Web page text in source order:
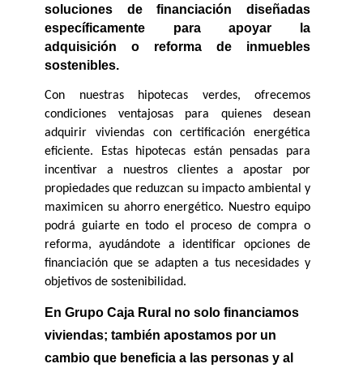
soluciones de financiación diseñadas
específicamente para apoyar la
adquisición o reforma de inmuebles
sostenibles.
Con nuestras hipotecas verdes, ofrecemos
condiciones ventajosas para quienes desean
adquirir viviendas con certificación energética
eficiente. Estas hipotecas están pensadas para
incentivar a nuestros clientes a apostar por
propiedades que reduzcan su impacto ambiental y
maximicen su ahorro energético. Nuestro equipo
podrá guiarte en todo el proceso de compra o
reforma, ayudándote a identificar opciones de
financiación que se adapten a tus necesidades y
objetivos de sostenibilidad.
En Grupo Caja Rural no solo financiamos
viviendas; también apostamos por un
cambio que beneficia a las personas y al